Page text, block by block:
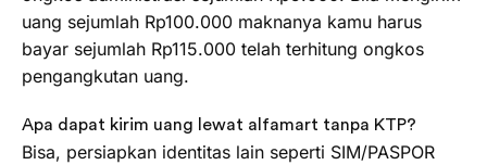
uang sejumlah Rp100.000 maknanya kamu harus
bayar sejumlah Rp115.000 telah terhitung ongkos
pengangkutan uang.
Apa dapat kirim uang lewat alfamart tanpa KTP?
Bisa, persiapkan identitas lain seperti SIM/PASPOR